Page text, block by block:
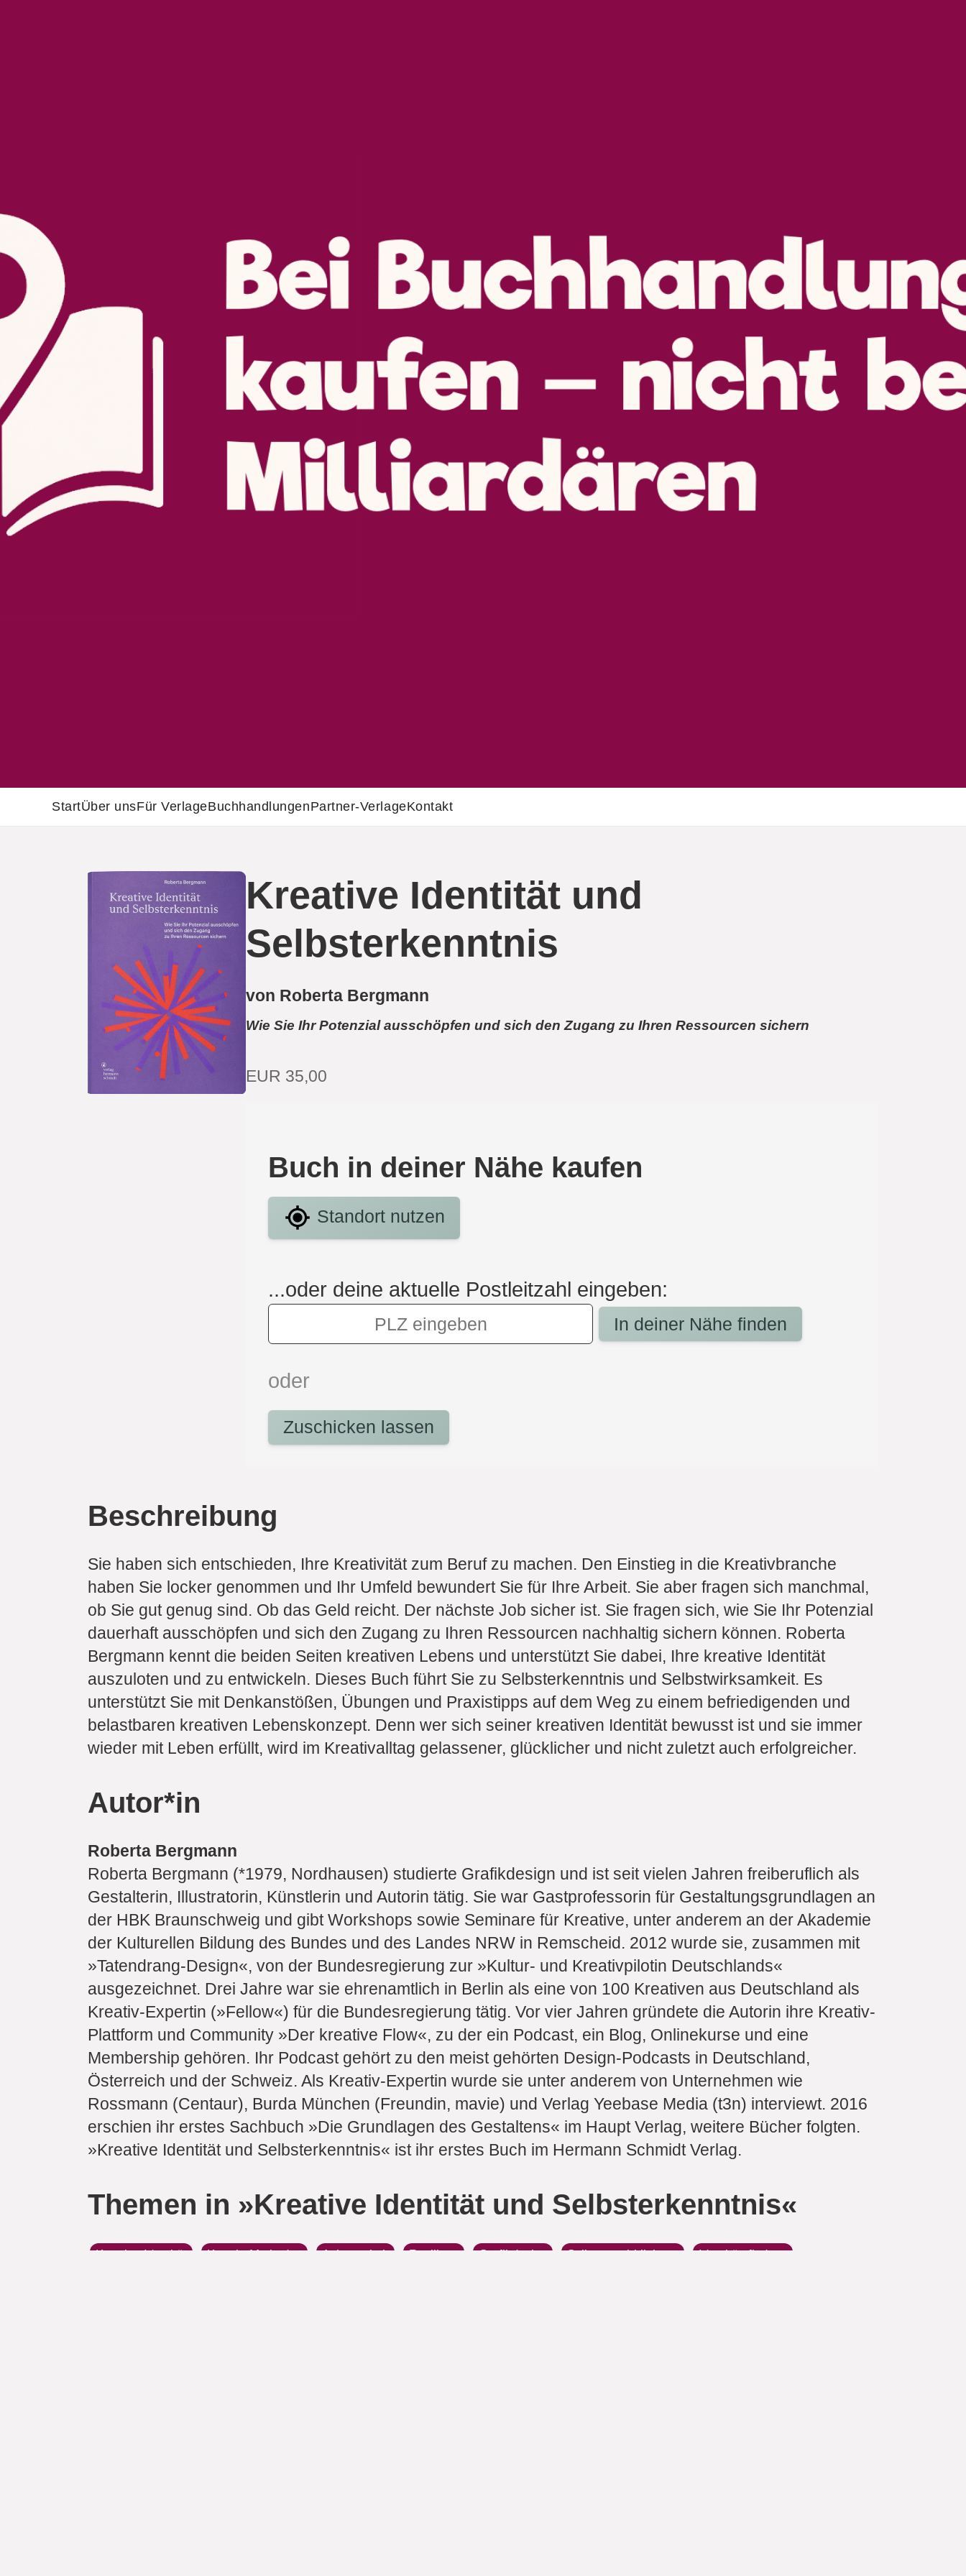
StartÜber unsFür VerlageBuchhandlungenPartner-VerlageKontakt
Kreative Identität und
Selbsterkenntnis
von Roberta Bergmann
Wie Sie Ihr Potenzial ausschöpfen und sich den Zugang zu Ihren Ressourcen sichern
EUR 35,00
Buch in deiner Nähe kaufen
Standort nutzen
...oder deine aktuelle Postleitzahl eingeben:
In deiner Nähe finden
oder
Zuschicken lassen
Beschreibung
Sie haben sich entschieden, Ihre Kreativität zum Beruf zu machen. Den Einstieg in die Kreativbranche
haben Sie locker genommen und Ihr Umfeld bewundert Sie für Ihre Arbeit. Sie aber fragen sich manchmal,
ob Sie gut genug sind. Ob das Geld reicht. Der nächste Job sicher ist. Sie fragen sich, wie Sie Ihr Potenzial
dauerhaft ausschöpfen und sich den Zugang zu Ihren Ressourcen nachhaltig sichern können. Roberta
Bergmann kennt die beiden Seiten kreativen Lebens und unterstützt Sie dabei, Ihre kreative Identität
auszuloten und zu entwickeln. Dieses Buch führt Sie zu Selbsterkenntnis und Selbstwirksamkeit. Es
unterstützt Sie mit Denkanstößen, Übungen und Praxistipps auf dem Weg zu einem befriedigenden und
belastbaren kreativen Lebenskonzept. Denn wer sich seiner kreativen Identität bewusst ist und sie immer
wieder mit Leben erfüllt, wird im Kreativalltag gelassener, glücklicher und nicht zuletzt auch erfolgreicher.
Autor*in
Roberta Bergmann
Roberta Bergmann (*1979, Nordhausen) studierte Grafikdesign und ist seit vielen Jahren freiberuflich als
Gestalterin, Illustratorin, Künstlerin und Autorin tätig. Sie war Gastprofessorin für Gestaltungsgrundlagen an
der HBK Braunschweig und gibt Workshops sowie Seminare für Kreative, unter anderem an der Akademie
der Kulturellen Bildung des Bundes und des Landes NRW in Remscheid. 2012 wurde sie, zusammen mit
»Tatendrang-Design«, von der Bundesregierung zur »Kultur- und Kreativpilotin Deutschlands«
ausgezeichnet. Drei Jahre war sie ehrenamtlich in Berlin als eine von 100 Kreativen aus Deutschland als
Kreativ-Expertin (»Fellow«) für die Bundesregierung tätig. Vor vier Jahren gründete die Autorin ihre Kreativ-
Plattform und Community »Der kreative Flow«, zu der ein Podcast, ein Blog, Onlinekurse und eine
Membership gehören. Ihr Podcast gehört zu den meist gehörten Design-Podcasts in Deutschland,
Österreich und der Schweiz. Als Kreativ-Expertin wurde sie unter anderem von Unternehmen wie
Rossmann (Centaur), Burda München (Freundin, mavie) und Verlag Yeebase Media (t3n) interviewt. 2016
erschien ihr erstes Sachbuch »Die Grundlagen des Gestaltens« im Haupt Verlag, weitere Bücher folgten.
»Kreative Identität und Selbsterkenntnis« ist ihr erstes Buch im Hermann Schmidt Verlag.
Themen in »Kreative Identität und Selbsterkenntnis«
Kreative Identität Kreativ-Methoden Achtsamkeit Resilienz Grafikdesign Selbstverwirklichung
Identitätsfindung